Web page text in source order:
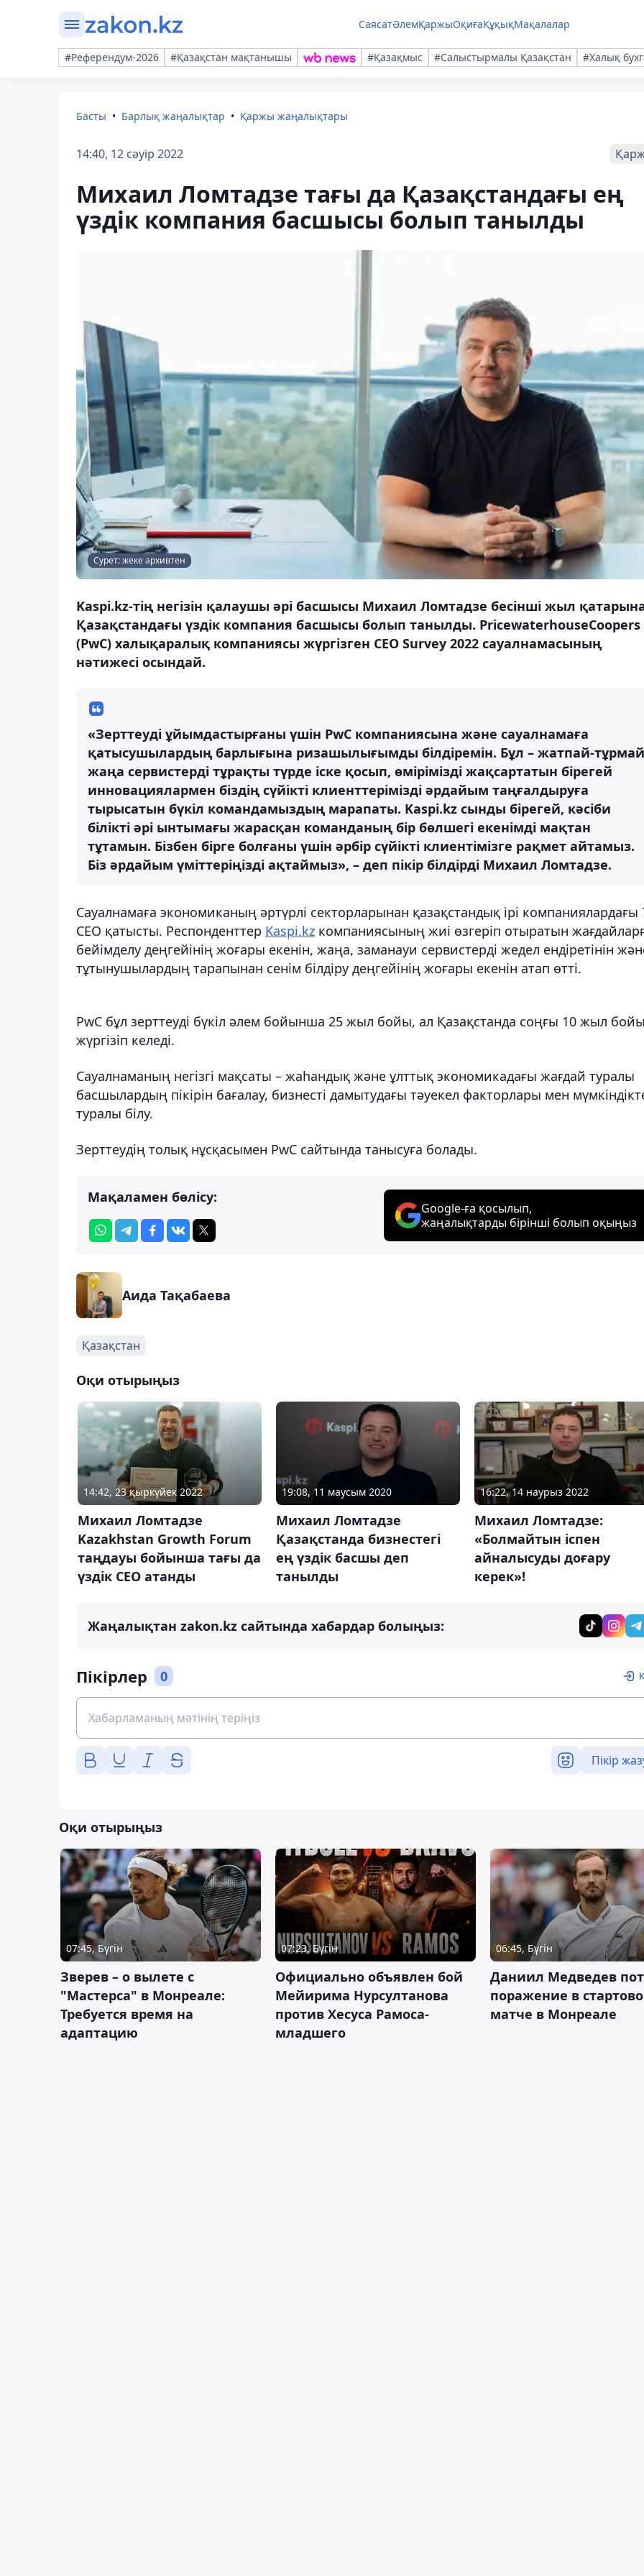
СаясатӘлемҚаржыОқиғаҚұқықМақалалар
#Референдум-2026 #Қазақстан мақтанышы #Қазақмыс #Салыстырмалы Қазақстан #Халық
Басты Барлық жаңалықтар Қаржы жаңалықтары
14:40, 12 сәуір 2022
Михаил Ломтадзе тағы да Қазақстандағы ең
үздік компания басшысы болып танылды
Сурет: жеке архивтен
Kaspi.kz-тің негізін қалаушы әрі басшысы Михаил Ломтадзе бесінші жыл
Қазақстандағы үздік компания басшысы болып танылды. PricewaterhouseCoopers
(PwC) халықаралық компаниясы жүргізген СЕО Survey 2022 сауалнамасының
нәтижесі осындай.
«Зерттеуді ұйымдастырғаны үшін PwC компаниясына және сауалнамаға
қатысушылардың барлығына ризашылығымды білдіремін. Бұл – жатпай-тұрмай
жаңа сервистерді тұрақты түрде іске қосып, өмірімізді жақсартатын бірегей
инновациялармен біздің сүйікті клиенттерімізді әрдайым таңғалдыруға
тырысатын бүкіл командамыздың марапаты. Kaspi.kz сынды бірегей, кәсіби
білікті әрі ынтымағы жарасқан команданың бір бөлшегі екенімді мақтан
тұтамын. Бізбен бірге болғаны үшін әрбір сүйікті клиентімізге рақмет айтамыз.
Біз әрдайым үміттеріңізді ақтаймыз», – деп пікір білдірді Михаил Ломтадзе.
Сауалнамаға экономиканың әртүрлі секторларынан қазақстандық ірі компаниялардағы
CEO қатысты. Респонденттер Kaspi.kz компаниясының жиі өзгеріп отыратын
бейімделу деңгейінің жоғары екенін, жаңа, заманауи сервистерді жедел ендіретінін
тұтынушылардың тарапынан сенім білдіру деңгейінің жоғары екенін атап өтті.
PwC бұл зерттеуді бүкіл әлем бойынша 25 жыл бойы, ал Қазақстанда соңғы 10 жыл
жүргізіп келеді.
Сауалнаманың негізгі мақсаты – жаһандық және ұлттық экономикадағы жағдай туралы
басшылардың пікірін бағалау, бизнесті дамытудағы тәуекел факторлары мен
туралы білу.
Зерттеудің толық нұсқасымен PwС сайтында танысуға болады.
Мақаламен бөлісу:
Google-ға қосылып,
жаңалықтарды бірінші болып оқыңыз
Аида Тақабаева
Қазақстан
Оқи отырыңыз
14:42, 23 қыркүйек 2022
Михаил Ломтадзе
Kazakhstan Growth Forum
таңдауы бойынша тағы да
үздік CEO атанды
19:08, 11 маусым 2020
Михаил Ломтадзе
Қазақстанда бизнестегі
ең үздік басшы деп
танылды
16:22, 14 наурыз 2022
Михаил Ломтадзе:
«Болмайтын іспен
айналысуды доғару
керек»!
Жаңалықтан zakon.kz сайтында хабардар болыңыз:
Пікірлер 0
Пікір
Оқи отырыңыз
07:45, Бүгін
Зверев – о вылете с
"Мастерса" в Монреале:
Требуется время на
адаптацию
07:23, Бүгін
Официально объявлен бой
Мейирима Нурсултанова
против Хесуса Рамоса-
младшего
06:45, Бүгін
Даниил Медведев
поражение в
матче в Монреале